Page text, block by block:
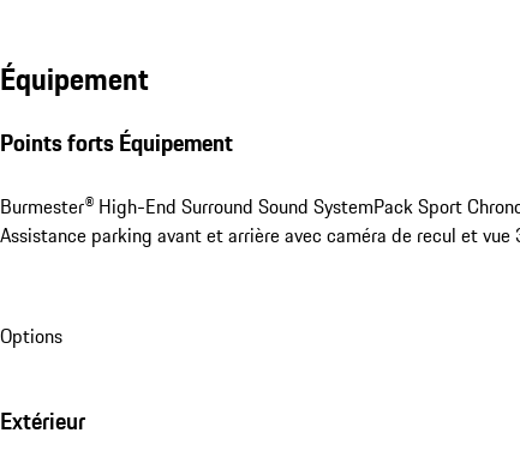
Équipement
Points forts Équipement
Burmester® High-End Surround Sound SystemPack Sport
Assistance parking avant et arrière avec caméra de recul et vue
Options
Extérieur